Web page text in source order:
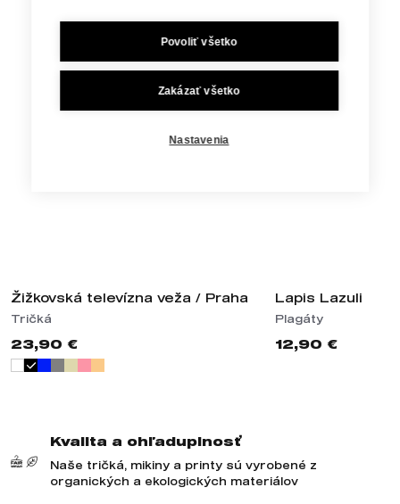
Žižkovská televízna veža / Praha
Tričká
23,90 €
Lapis Lazuli
Plagáty
12,90 €
Kvalita a ohľaduplnosť
Naše tričká, mikiny a printy sú vyrobené z
organických a ekologických materiálov
Povoliť všetko
Zakázať všetko
Nastavenia